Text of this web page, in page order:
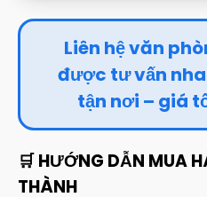
Liên hệ văn
được tư vấn
tận nơi – giá
🛒 HƯỚNG DẪN MUA
THÀNH